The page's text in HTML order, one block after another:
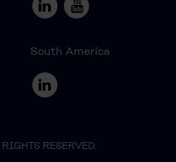
South America
RESERVED.